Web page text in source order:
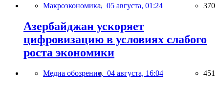
Макроэкономика, 05 августа, 01:24 370
Азербайджан ускоряет
цифровизацию в условиях слабого
роста экономики
Медиа обозрение, 04 августа, 16:04 451